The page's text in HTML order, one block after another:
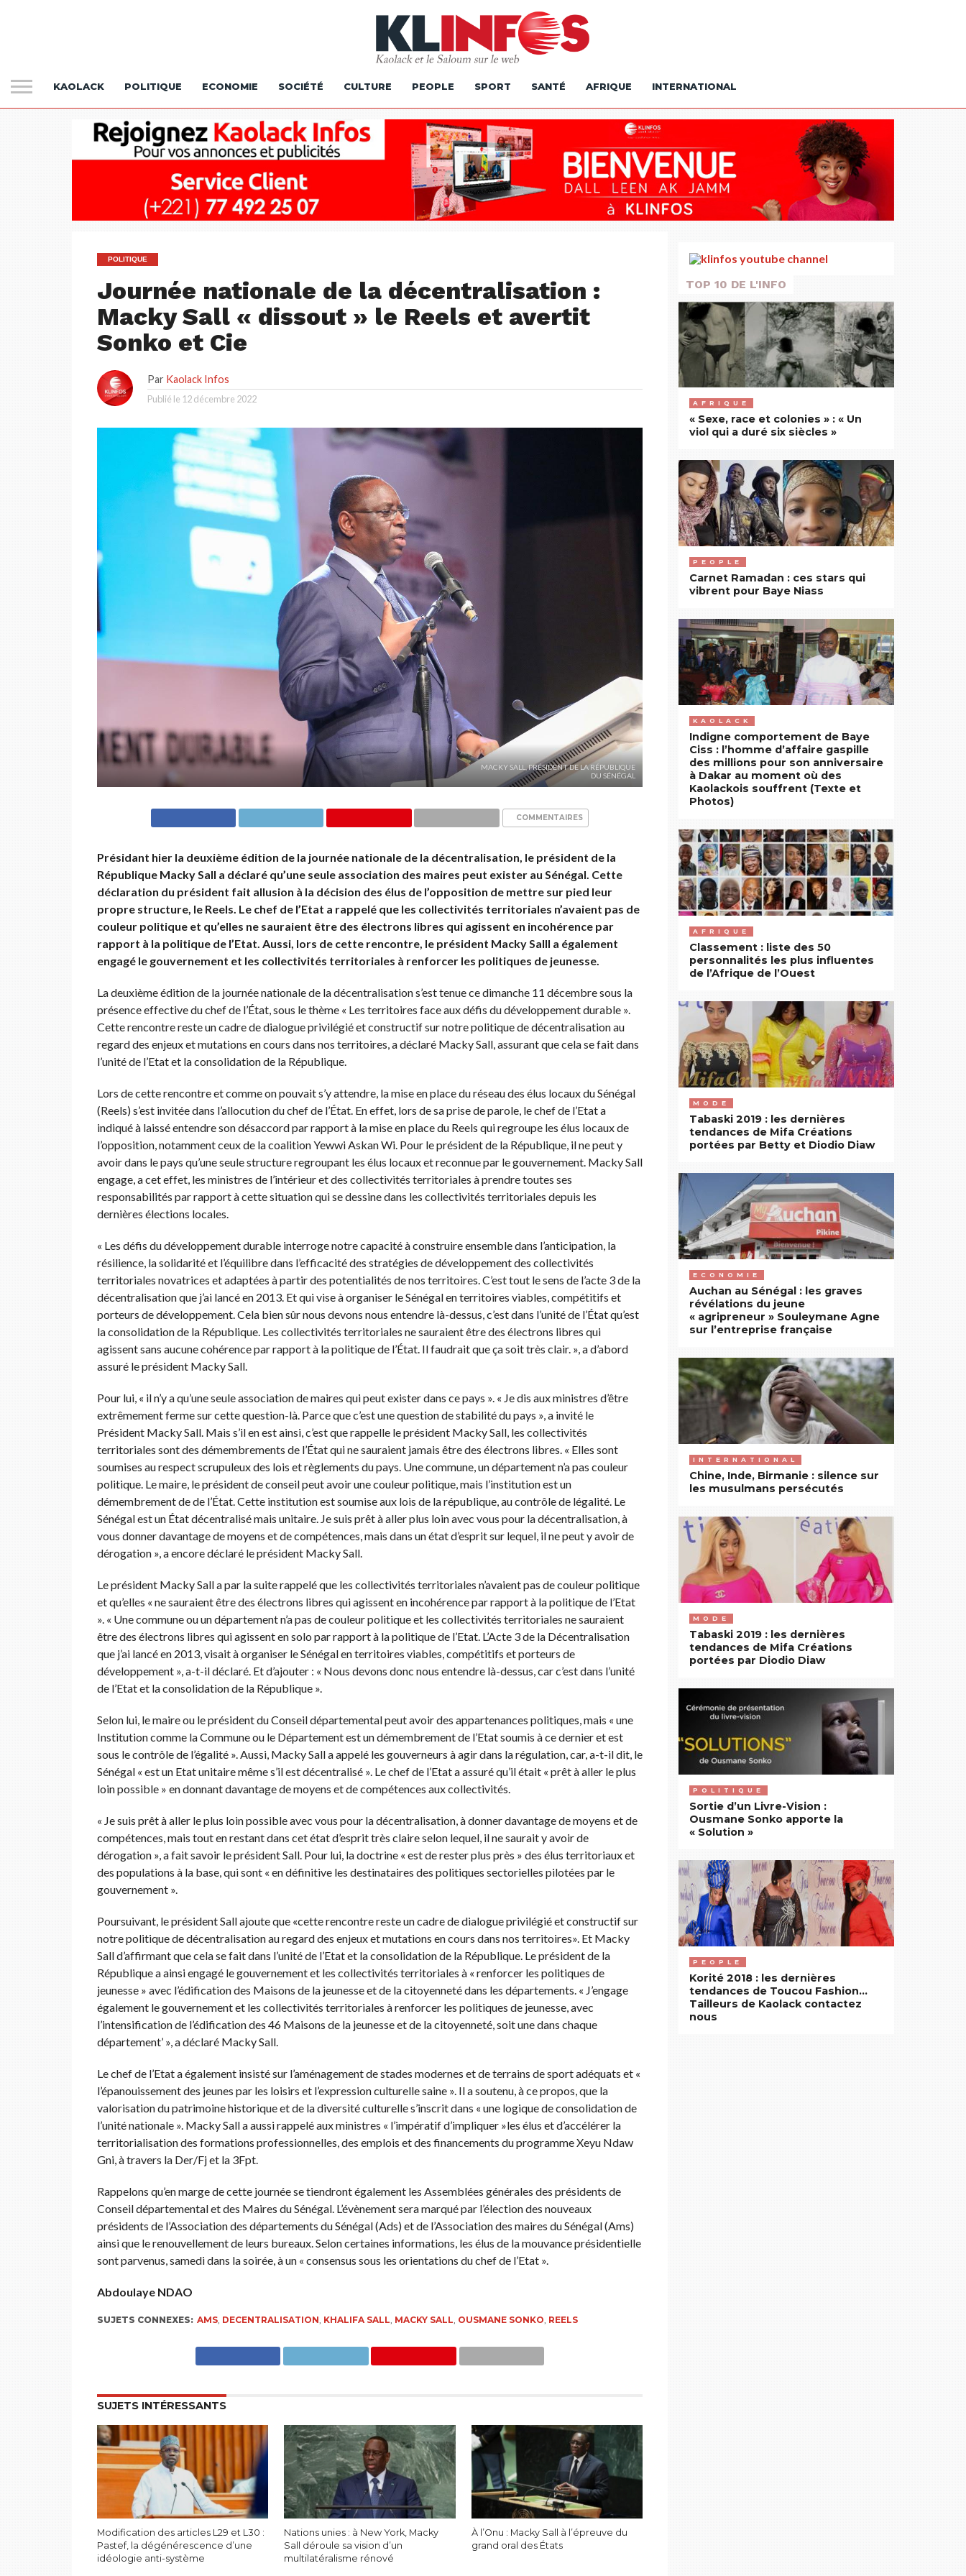
KAOLACK POLITIQUE ECONOMIE SOCIÉTÉ CULTURE PEOPLE SPORT SANTÉ AFRIQUE INTERNATIONAL
POLITIQUE
Journée nationale de la décentralisation :
Macky Sall « dissout » le Reels et avertit
Sonko et Cie
Par Kaolack Infos
Publié le 12 décembre 2022
MACKY SALL, PRÉSIDENT DE LA RÉPUBLIQUE
DU SÉNÉGAL
COMMENTAIRES
Présidant hier la deuxième édition de la journée nationale de la décentralisation, le président de la
République Macky Sall a déclaré qu’une seule association des maires peut exister au Sénégal. Cette
déclaration du président fait allusion à la décision des élus de l’opposition de mettre sur pied leur
propre structure, le Reels. Le chef de l’Etat a rappelé que les collectivités territoriales n’avaient pas de
couleur politique et qu’elles ne sauraient être des électrons libres qui agissent en incohérence par
rapport à la politique de l’Etat. Aussi, lors de cette rencontre, le président Macky Salll a également
engagé le gouvernement et les collectivités territoriales à renforcer les politiques de jeunesse.
La deuxième édition de la journée nationale de la décentralisation s’est tenue ce dimanche 11 décembre sous la
présence effective du chef de l’État, sous le thème « Les territoires face aux défis du développement durable ».
Cette rencontre reste un cadre de dialogue privilégié et constructif sur notre politique de décentralisation au
regard des enjeux et mutations en cours dans nos territoires, a déclaré Macky Sall, assurant que cela se fait dans
l’unité de l’Etat et la consolidation de la République.
Lors de cette rencontre et comme on pouvait s’y attendre, la mise en place du réseau des élus locaux du Sénégal
(Reels) s’est invitée dans l’allocution du chef de l’État. En effet, lors de sa prise de parole, le chef de l’Etat a
indiqué à laissé entendre son désaccord par rapport à la mise en place du Reels qui regroupe les élus locaux de
l’opposition, notamment ceux de la coalition Yewwi Askan Wi. Pour le président de la République, il ne peut y
avoir dans le pays qu’une seule structure regroupant les élus locaux et reconnue par le gouvernement. Macky Sall
engage, a cet effet, les ministres de l’intérieur et des collectivités territoriales à prendre toutes ses
responsabilités par rapport à cette situation qui se dessine dans les collectivités territoriales depuis les
dernières élections locales.
« Les défis du développement durable interroge notre capacité à construire ensemble dans l’anticipation, la
résilience, la solidarité et l’équilibre dans l’efficacité des stratégies de développement des collectivités
territoriales novatrices et adaptées à partir des potentialités de nos territoires. C’est tout le sens de l’acte 3 de la
décentralisation que j’ai lancé en 2013. Et qui vise à organiser le Sénégal en territoires viables, compétitifs et
porteurs de développement. Cela bien sûr nous devons nous entendre là-dessus, c’est dans l’unité de l’État qu’est
la consolidation de la République. Les collectivités territoriales ne sauraient être des électrons libres qui
agissent sans aucune cohérence par rapport à la politique de l’État. Il faudrait que ça soit très clair. », a d’abord
assuré le président Macky Sall.
Pour lui, « il n’y a qu’une seule association de maires qui peut exister dans ce pays ». « Je dis aux ministres d’être
extrêmement ferme sur cette question-là. Parce que c’est une question de stabilité du pays », a invité le
Président Macky Sall. Mais s’il en est ainsi, c’est que rappelle le président Macky Sall, les collectivités
territoriales sont des démembrements de l’État qui ne sauraient jamais être des électrons libres. « Elles sont
soumises au respect scrupuleux des lois et règlements du pays. Une commune, un département n’a pas couleur
politique. Le maire, le président de conseil peut avoir une couleur politique, mais l’institution est un
démembrement de de l’État. Cette institution est soumise aux lois de la république, au contrôle de légalité. Le
Sénégal est un État décentralisé mais unitaire. Je suis prêt à aller plus loin avec vous pour la décentralisation, à
vous donner davantage de moyens et de compétences, mais dans un état d’esprit sur lequel, il ne peut y avoir de
dérogation », a encore déclaré le président Macky Sall.
Le président Macky Sall a par la suite rappelé que les collectivités territoriales n’avaient pas de couleur politique
et qu’elles « ne sauraient être des électrons libres qui agissent en incohérence par rapport à la politique de l’Etat
». « Une commune ou un département n’a pas de couleur politique et les collectivités territoriales ne sauraient
être des électrons libres qui agissent en solo par rapport à la politique de l’Etat. L’Acte 3 de la Décentralisation
que j’ai lancé en 2013, visait à organiser le Sénégal en territoires viables, compétitifs et porteurs de
développement », a-t-il déclaré. Et d’ajouter : « Nous devons donc nous entendre là-dessus, car c’est dans l’unité
de l’Etat et la consolidation de la République ».
Selon lui, le maire ou le président du Conseil départemental peut avoir des appartenances politiques, mais « une
Institution comme la Commune ou le Département est un démembrement de l’Etat soumis à ce dernier et est
sous le contrôle de l’égalité ». Aussi, Macky Sall a appelé les gouverneurs à agir dans la régulation, car, a-t-il dit, le
Sénégal « est un Etat unitaire même s’il est décentralisé ». Le chef de l’Etat a assuré qu’il était « prêt à aller le plus
loin possible » en donnant davantage de moyens et de compétences aux collectivités.
« Je suis prêt à aller le plus loin possible avec vous pour la décentralisation, à donner davantage de moyens et de
compétences, mais tout en restant dans cet état d’esprit très claire selon lequel, il ne saurait y avoir de
dérogation », a fait savoir le président Sall. Pour lui, la doctrine « est de rester plus près » des élus territoriaux et
des populations à la base, qui sont « en définitive les destinataires des politiques sectorielles pilotées par le
gouvernement ».
Poursuivant, le président Sall ajoute que «cette rencontre reste un cadre de dialogue privilégié et constructif sur
notre politique de décentralisation au regard des enjeux et mutations en cours dans nos territoires». Et Macky
Sall d’affirmant que cela se fait dans l’unité de l’Etat et la consolidation de la République. Le président de la
République a ainsi engagé le gouvernement et les collectivités territoriales à « renforcer les politiques de
jeunesse » avec l’édification des Maisons de la jeunesse et de la citoyenneté dans les départements. « J’engage
également le gouvernement et les collectivités territoriales à renforcer les politiques de jeunesse, avec
l’intensification de l’édification des 46 Maisons de la jeunesse et de la citoyenneté, soit une dans chaque
département’ », a déclaré Macky Sall.
Le chef de l’Etat a également insisté sur l’aménagement de stades modernes et de terrains de sport adéquats et «
l’épanouissement des jeunes par les loisirs et l’expression culturelle saine ». Il a soutenu, à ce propos, que la
valorisation du patrimoine historique et de la diversité culturelle s’inscrit dans « une logique de consolidation de
l’unité nationale ». Macky Sall a aussi rappelé aux ministres « l’impératif d’impliquer »les élus et d’accélérer la
territorialisation des formations professionnelles, des emplois et des financements du programme Xeyu Ndaw
Gni, à travers la Der/Fj et la 3Fpt.
Rappelons qu’en marge de cette journée se tiendront également les Assemblées générales des présidents de
Conseil départemental et des Maires du Sénégal. L’évènement sera marqué par l’élection des nouveaux
présidents de l’Association des départements du Sénégal (Ads) et de l’Association des maires du Sénégal (Ams)
ainsi que le renouvellement de leurs bureaux. Selon certaines informations, les élus de la mouvance présidentielle
sont parvenus, samedi dans la soirée, à un « consensus sous les orientations du chef de l’Etat ».
Abdoulaye NDAO
SUJETS CONNEXES: AMS, DECENTRALISATION, KHALIFA SALL, MACKY SALL, OUSMANE SONKO, REELS
SUJETS INTÉRESSANTS
Modification des articles L29 et L30 :
Pastef, la dégénérescence d’une
idéologie anti-système
Nations unies : à New York, Macky
Sall déroule sa vision d’un
multilatéralisme rénové
À l’Onu : Macky Sall à l’épreuve du
grand oral des États
TOP 10 DE L'INFO
AFRIQUE
« Sexe, race et colonies » : « Un
viol qui a duré six siècles »
PEOPLE
Carnet Ramadan : ces stars qui
vibrent pour Baye Niass
KAOLACK
Indigne comportement de Baye
Ciss : l’homme d’affaire gaspille
des millions pour son anniversaire
à Dakar au moment où des
Kaolackois souffrent (Texte et
Photos)
AFRIQUE
Classement : liste des 50
personnalités les plus influentes
de l’Afrique de l’Ouest
MODE
Tabaski 2019 : les dernières
tendances de Mifa Créations
portées par Betty et Diodio Diaw
ECONOMIE
Auchan au Sénégal : les graves
révélations du jeune
« agripreneur » Souleymane Agne
sur l’entreprise française
INTERNATIONAL
Chine, Inde, Birmanie : silence sur
les musulmans persécutés
MODE
Tabaski 2019 : les dernières
tendances de Mifa Créations
portées par Diodio Diaw
POLITIQUE
Sortie d’un Livre-Vision :
Ousmane Sonko apporte la
« Solution »
PEOPLE
Korité 2018 : les dernières
tendances de Toucou Fashion…
Tailleurs de Kaolack contactez
nous